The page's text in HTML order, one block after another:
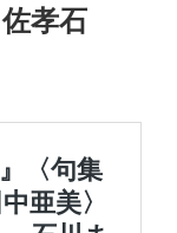
孝石